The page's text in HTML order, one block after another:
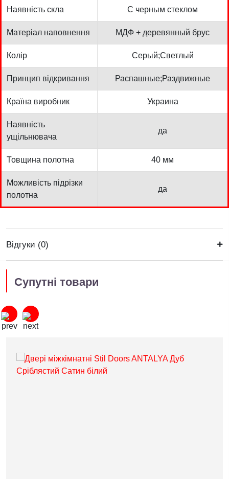
Наявність скла С черным стеклом
Матеріал наповнення МДФ + деревянный брус
Колір Серый;Светлый
Принцип відкривання Распашные;Раздвижные
Країна виробник Украина
Наявність
ущільнювача
да
Товщина полотна 40 мм
Можливість підрізки
полотна
да
Відгуки (0)
Супутні товари